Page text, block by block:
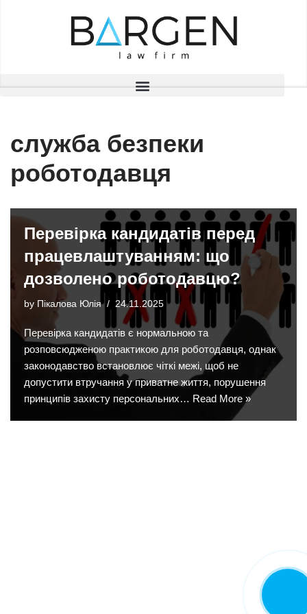
служба безпеки
роботодавця
Перевірка кандидатів перед
працевлаштуванням: що
дозволено роботодавцю?
by Пікалова Юлія 24.11.2025
Перевірка кандидатів є нормальною та
розповсюдженою практикою для роботодавця, однак
законодавство встановлює чіткі межі, щоб не
допустити втручання у приватне життя, порушення
принципів захисту персональних… Read More »